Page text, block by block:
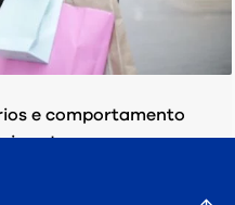
e comportamento